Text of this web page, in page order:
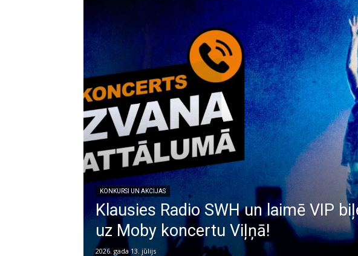
KONKURSI UN AKCIJAS
Klausies Radio SWH un laimē VIP
uz Moby koncertu Viļņā!
2026. gada 13. jūlijs